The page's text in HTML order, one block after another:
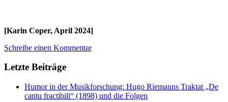
[Karin Coper, April 2024]
Schreibe einen Kommentar
Letzte Beiträge
Humor in der Musikforschung: Hugo Riemanns Traktat „De
cantu fractibili“ (1898) und die Folgen